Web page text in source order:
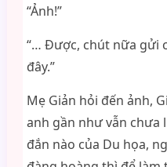
“Ảnh!”
“… Được, chút nữa gửi
đây.”
Mẹ Giản hỏi đến ảnh,
anh gần như vẫn
đắn nào của Du họa,